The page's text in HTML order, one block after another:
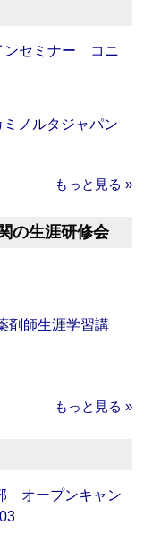
ンセミナー コニ
ノルタジャパン
もっと見る »
の生涯研修会
剤師生涯学習講
もっと見る »
オープンキャン